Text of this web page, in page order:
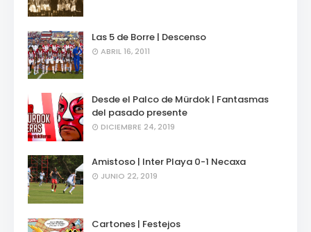
Las 5 de Borre | Descenso
ABRIL 16, 2011
Desde el Palco de Mürdok | Fantasmas
del pasado presente
DICIEMBRE 24, 2019
Amistoso | Inter Playa 0-1 Necaxa
JUNIO 22, 2019
Cartones | Festejos